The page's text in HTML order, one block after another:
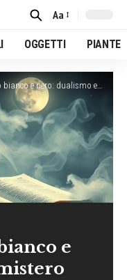
Font
Resizer
Aa
OGGETTI PIANTE
e nero: dualismo e mistero
e